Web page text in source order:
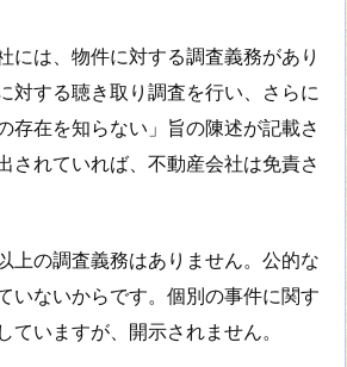
には、物件に対する調査義務があり
対する聴き取り調査を行い、さらに
存在を知らない」旨の陳述が記載さ
されていれば、不動産会社は免責さ
上の調査義務はありません。公的な
いないからです。個別の事件に関す
ていますが、開示されません。